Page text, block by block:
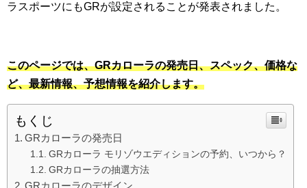
ラスポーツにもGRが設定されることが発表されました。
このページでは、GRカローラの発売日、スペック、価格な
ど、最新情報、予想情報を紹介します。
もくじ
GRカローラの発売日
GRカローラ モリゾウエディションの予約、いつから？
GRカローラの抽選方法